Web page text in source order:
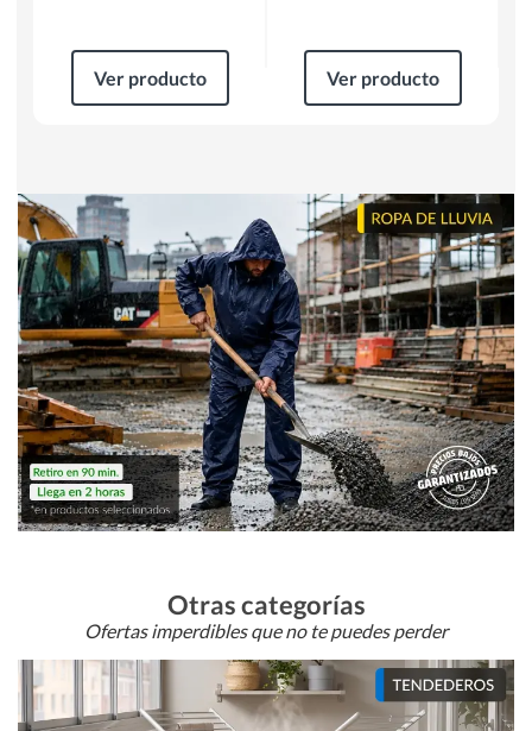
Ver producto Ver producto
Otras categorías
Ofertas imperdibles que no te puedes perder